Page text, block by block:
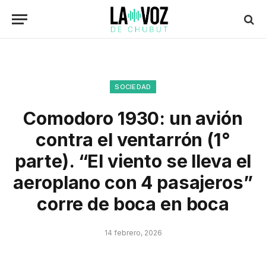
SOCIEDAD
Comodoro 1930: un avión
contra el ventarrón (1°
parte). “El viento se lleva el
aeroplano con 4 pasajeros”
corre de boca en boca
14 febrero, 2026